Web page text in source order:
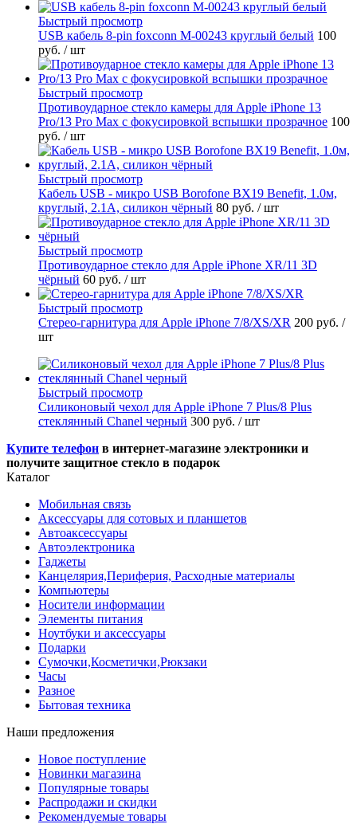
Быстрый просмотр
USB кабель 8-pin foxconn M-00243 круглый белый 100
руб. / шт
Быстрый просмотр
Противоударное стекло камеры для Apple iPhone 13
Pro/13 Pro Max с фокусировкой вспышки прозрачное 100
руб. / шт
Быстрый просмотр
Кабель USB - микро USB Borofone BX19 Benefit, 1.0м,
круглый, 2.1A, силикон чёрный 80 руб. / шт
Быстрый просмотр
Противоударное стекло для Apple iPhone XR/11 3D
чёрный 60 руб. / шт
Быстрый просмотр
Стерео-гарнитура для Apple iPhone 7/8/XS/XR 200 руб. /
шт
Быстрый просмотр
Силиконовый чехол для Apple iPhone 7 Plus/8 Plus
стеклянный Chanel черный 300 руб. / шт
Купите телефон в интернет-магазине электроники и
получите защитное стекло в подарок
Каталог
Мобильная связь
Аксессуары для сотовых и планшетов
Автоаксессуары
Автоэлектроника
Гаджеты
Канцелярия,Периферия, Расходные материалы
Компьютеры
Носители информации
Элементы питания
Ноутбуки и аксессуары
Подарки
Сумочки,Косметички,Рюкзаки
Часы
Разное
Бытовая техника
Наши предложения
Новое поступление
Новинки магазина
Популярные товары
Распродажи и скидки
Рекомендуемые товары